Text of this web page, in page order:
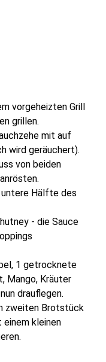
vorgeheizten Grill
grillen.
mit auf
wird geräuchert).
von beiden
Hälfte des
- die Sauce
1 getrocknete
Mango, Kräuter
drauflegen.
zweiten Brotstück
einem kleinen